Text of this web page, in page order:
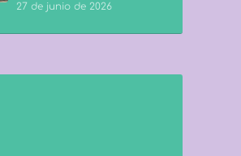
27 de junio de 2026